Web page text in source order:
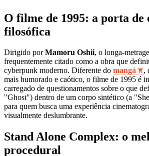
O filme de 1995: a porta de
filosófica
Dirigido porMamoru Oshii, o longa-
frequentemente citado como a obra que
cyberpunk moderno. Diferente do mangá
,
mais humorado e caótico, o filme de 1995 é
carregado de questionamentos sobre o que
"Ghost") dentro de um corpo sintético (a
para quem busca uma experiência
visualmente deslumbrante.
Stand Alone Complex: o
procedural